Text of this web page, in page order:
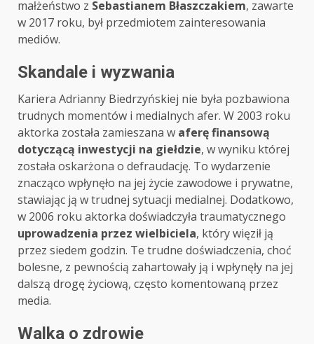
małżeństwo z Sebastianem Błaszczakiem, zawarte
w 2017 roku, był przedmiotem zainteresowania
mediów.
Skandale i wyzwania
Kariera Adrianny Biedrzyńskiej nie była pozbawiona
trudnych momentów i medialnych afer. W 2003 roku
aktorka została zamieszana w aferę finansową
dotyczącą inwestycji na giełdzie, w wyniku której
została oskarżona o defraudację. To wydarzenie
znacząco wpłynęło na jej życie zawodowe i prywatne,
stawiając ją w trudnej sytuacji medialnej. Dodatkowo,
w 2006 roku aktorka doświadczyła traumatycznego
uprowadzenia przez wielbiciela, który więził ją
przez siedem godzin. Te trudne doświadczenia, choć
bolesne, z pewnością zahartowały ją i wpłynęły na jej
dalszą drogę życiową, często komentowaną przez
media.
Walka o zdrowie